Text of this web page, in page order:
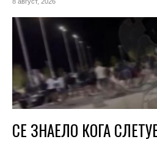
СЕ ЗНАЕЛО КОГА